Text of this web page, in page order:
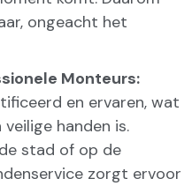
ongeacht het
Monteurs:
en ervaren, wat
handen is.
stad of op de
zorgt ervoor